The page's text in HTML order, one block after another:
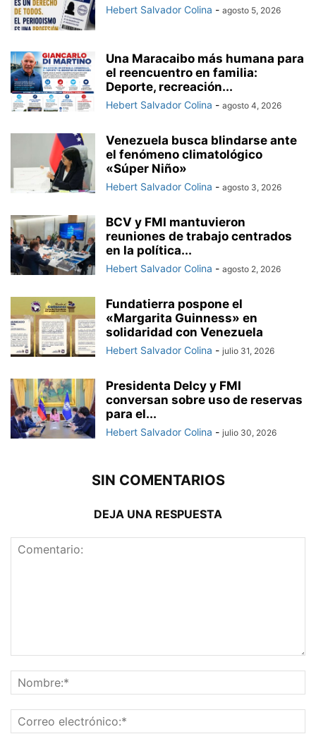
Hebert Salvador Colina - agosto 5, 2026
Una Maracaibo más humana para
el reencuentro en familia:
Deporte, recreación...
Hebert Salvador Colina - agosto 4, 2026
Venezuela busca blindarse ante
el fenómeno climatológico
«Súper Niño»
Hebert Salvador Colina - agosto 3, 2026
BCV y FMI mantuvieron
reuniones de trabajo centrados
en la política...
Hebert Salvador Colina - agosto 2, 2026
Fundatierra pospone el
«Margarita Guinness» en
solidaridad con Venezuela
Hebert Salvador Colina - julio 31, 2026
Presidenta Delcy y FMI
conversan sobre uso de reservas
para el...
Hebert Salvador Colina - julio 30, 2026
SIN COMENTARIOS
DEJA UNA RESPUESTA